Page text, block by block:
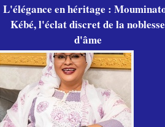
L'élégance en héritage :
Kébé, l'éclat discret de la noblesse
d'âme